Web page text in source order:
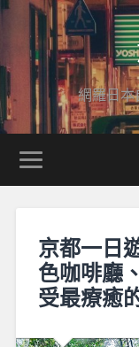
網羅日本
京都一日
色咖啡廳
受最療癒